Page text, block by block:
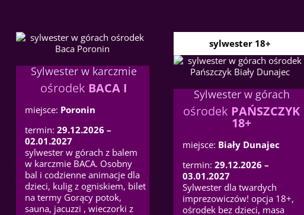
Sylwester w karczmie
ośrodekBACA I
miejsce: Poronin
termin: 29.12.2026 –
02.01.2027
sylwester w górach z balem
w karczmie BACA. Osobny
bal i codzienne animacje dla
dzieci, kulig z ogniskiem, bilet
na termy Gorący potok,
sauna, jacuzzi , wieczorki z
sylwester 18+
Sylwester w górach
ośrodek PAŃSZCZYK
18+
miejsce: Biały Dunajec
termin: 29.12.2026 –
03.01.2027
Sylwester dla twardych
imprezowiczów! opcja 18+,
ośrodek bez dzieci, masa